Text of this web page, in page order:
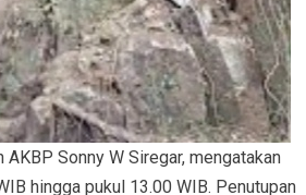
Sonny W Siregar, mengatakan
hingga pukul 13.00 WIB. Penutupan